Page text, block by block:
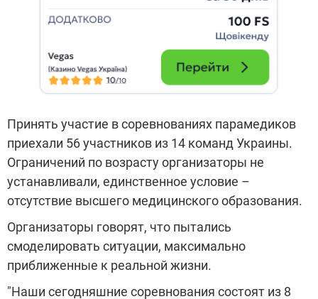
Принять участие в соревнованиях парамедиков
приехали 56 участников из 14 команд Украины.
Ограничений по возрасту организаторы не
устанавливали, единственное условие –
отсутствие высшего медицинского образования.
Организаторы говорят, что пытались
смоделировать ситуации, максимально
приближенные к реальной жизни.
"Наши сегодняшние соревнования состоят из 8